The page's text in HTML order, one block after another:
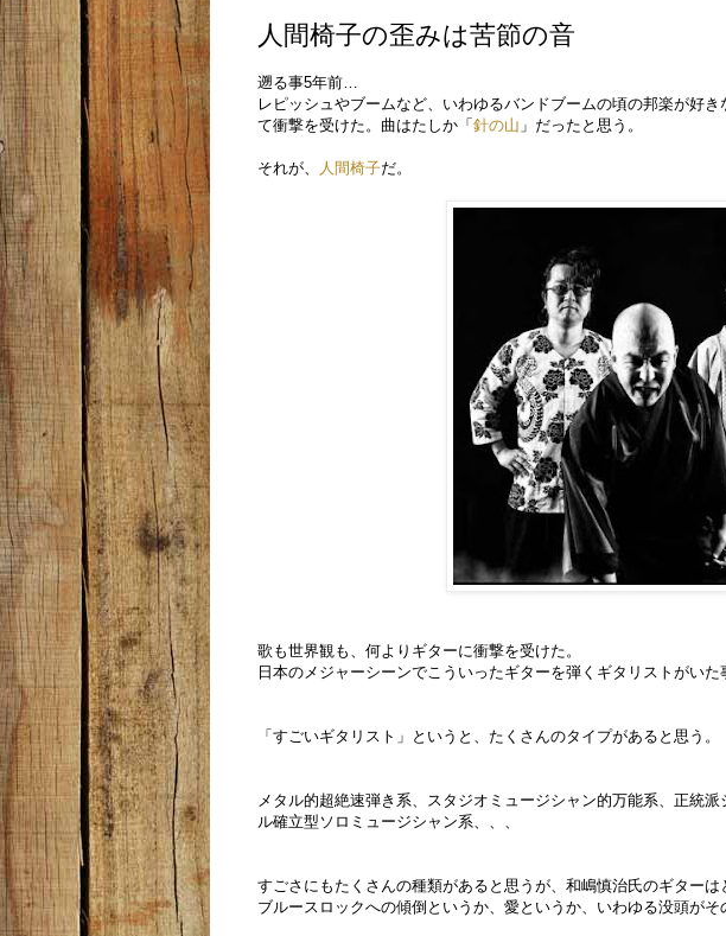
人間椅子の歪みは苦節の音
遡る事5年前…
レピッシュやブームなど、いわゆるバンドブームの頃の邦楽が好
て衝撃を受けた。曲はたしか「 針の山 」だったと思う。
それが、 人間椅子だ。
歌も世界観も、何よりギターに衝撃を受けた。
日本のメジャーシーンでこういったギターを弾くギタリストがい
「すごいギタリスト」というと、たくさんのタイプがあると思う。
メタル的超絶速弾き系、スタジオミュージシャン的万能系、正統
ル確立型ソロミュージシャン系、、、
すごさにもたくさんの種類があると思うが、和嶋慎治氏のギターは
ブルースロックへの傾倒というか、愛というか、いわゆる没頭がそ